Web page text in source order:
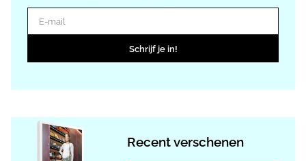
E-mail
Schrijf je in!
Recent verschenen